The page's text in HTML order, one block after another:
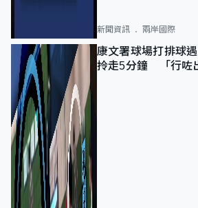
新聞資訊 兩岸國際
康文署球場打排球
拎走5分鐘 「行咗